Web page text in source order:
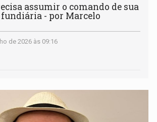
assumir o comando de sua
- por Marcelo
de 2026 às 09:16